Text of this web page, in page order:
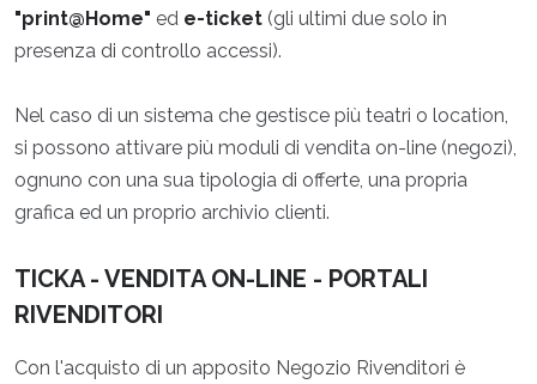
"print@Home" ed e-ticket (gli ultimi due solo in
presenza di controllo accessi).
Nel caso di un sistema che gestisce più teatri o location,
si possono attivare più moduli di vendita on-line (negozi),
ognuno con una sua tipologia di offerte, una propria
grafica ed un proprio archivio clienti.
TICKA - VENDITA ON-LINE - PORTALI
RIVENDITORI
Con l'acquisto di un apposito Negozio Rivenditori è